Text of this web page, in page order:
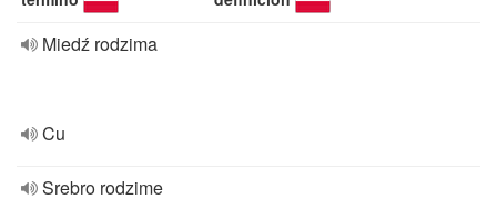
Miedź rodzima
Cu
Srebro rodzime